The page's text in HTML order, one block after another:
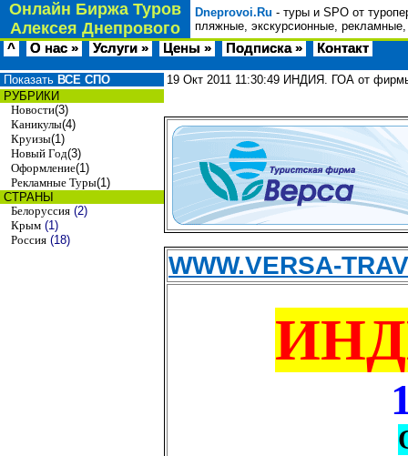
Онлайн Биржа Туров
Алексея Днепрового
Dneprovoi.Ru - туры и SPO от
пляжные, экскурсионные,
^ О нас » Услуги » Цены » Подписка » Контакт
Показать ВСЕ СПО
РУБРИКИ
Новости(3)
Каникулы(4)
Круизы(1)
Новый Год(3)
Оформление(1)
Рекламные Туры(1)
СТРАНЫ
Белоруссия (2)
Крым (1)
Россия (18)
19 Окт 2011 11:30:49 ИНДИЯ. ГОА от
WWW.VERSA-